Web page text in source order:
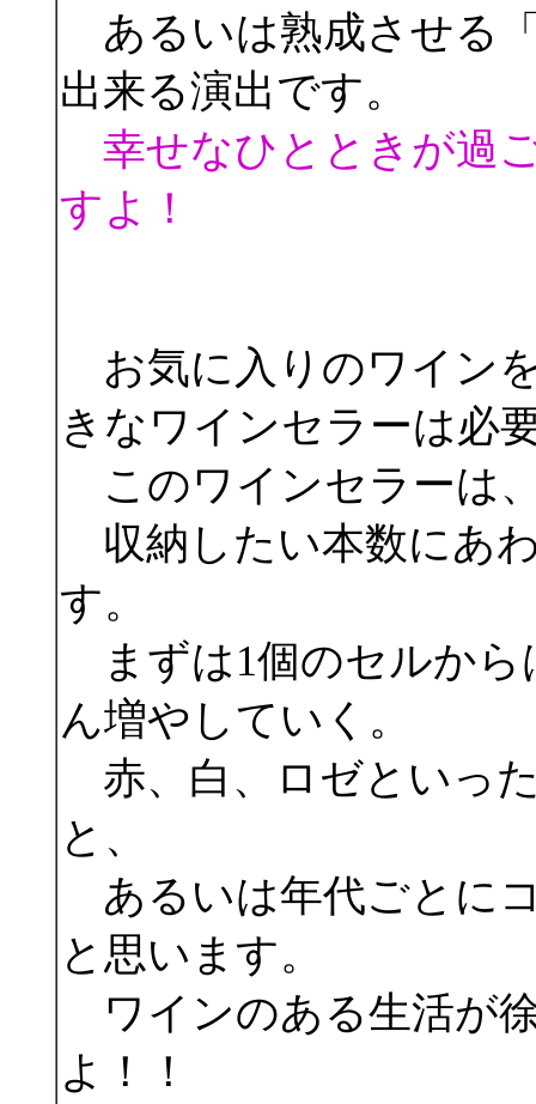
あるいは熟成させる
出来る演出です。
幸せなひとときが過
すよ！
お気に入りのワイン
きなワインセラーは必
このワインセラーは
収納したい本数にあ
す。
まずは1個のセルから
ん増やしていく。
赤、白、ロゼといっ
と、
あるいは年代ごとに
と思います。
ワインのある生活が
よ！！